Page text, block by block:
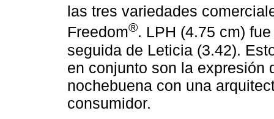
las tres variedades
Freedom®. LPH (4.75 cm)
seguida de Leticia (3.42).
en conjunto son la expresión
nochebuena con una
consumidor.